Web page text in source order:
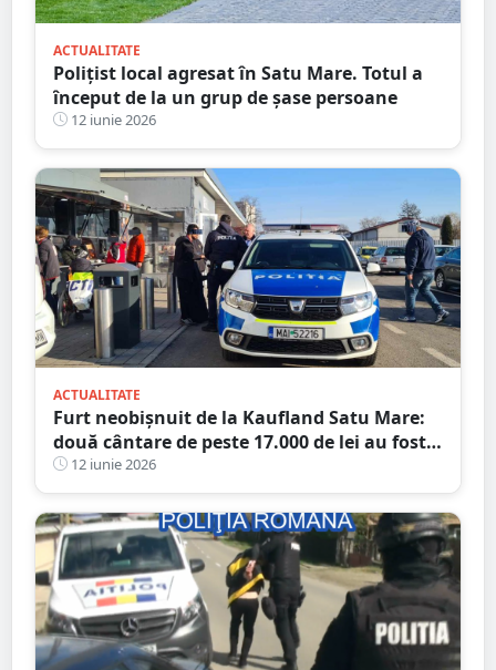
ACTUALITATE
Polițist local agresat în Satu Mare. Totul a
început de la un grup de șase persoane
12 iunie 2026
ACTUALITATE
Furt neobișnuit de la Kaufland Satu Mare:
două cântare de peste 17.000 de lei au fost
găsite după ce hoțul a încercat să le
„activeze”
12 iunie 2026